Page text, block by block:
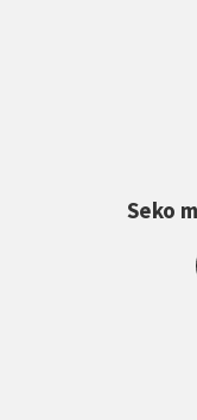
Seko